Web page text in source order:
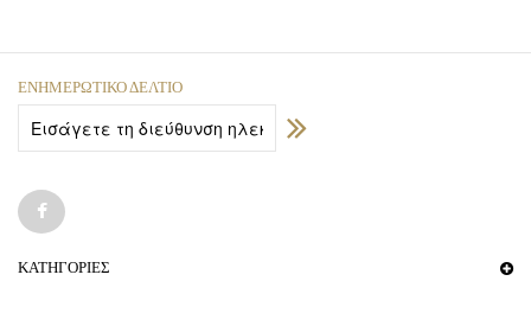
ΕΝΗΜΕΡΩΤΙΚΌ ΔΕΛΤΊΟ
ΚΑΤΗΓΟΡΊΕΣ